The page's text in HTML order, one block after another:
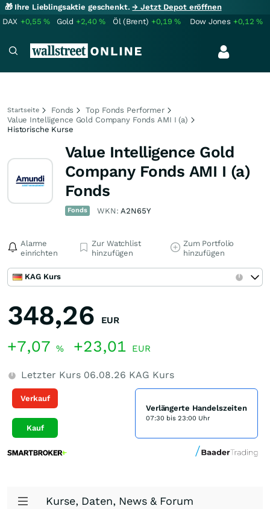
🎁 Ihre Lieblingsaktie geschenkt.→ Jetzt Depot eröffnen
DAX +0,55% Gold +2,40% Öl (Brent) +0,19% Dow Jones +0,12%
Startseite Fonds
Top Fonds Performer
Value Intelligence Gold Company Fonds AMI I (a)
Historische Kurse
Value Intelligence Gold
Company Fonds AMI I (a)
Fonds
Fonds WKN:A2N65Y
Alarme
einrichten
Zur Watchlist
hinzufügen
Zum Portfolio
hinzufügen
KAG Kurs
348,26 EUR
+7,07 % +23,01 EUR
Letzter Kurs 06.08.26 KAG Kurs
Verkauf
Kauf
Verlängerte Handelszeiten
07:30 bis 23:00 Uhr
Kurse, Daten, News & Forum